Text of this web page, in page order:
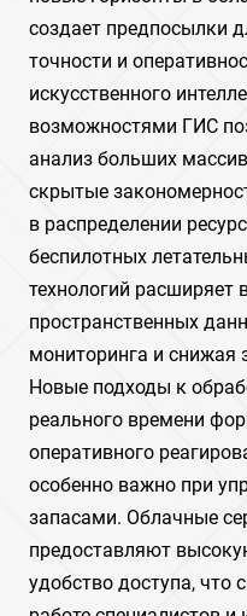
создает предпосылки
точности и
искусственного
возможностями ГИС
анализ больших
скрытые
в распределении
беспилотных
технологий расширяет
пространственных
мониторинга и снижая
Новые подходы к
реального времени
оперативного
особенно важно при
запасами. Облачные
предоставляют
удобство доступа, что